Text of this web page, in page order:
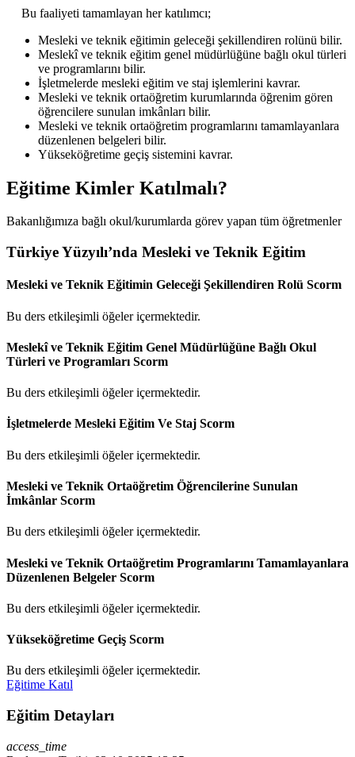
Bu faaliyeti tamamlayan her katılımcı;
Mesleki ve teknik eğitimin geleceği şekillendiren rolünü bilir.
Meslekî ve teknik eğitim genel müdürlüğüne bağlı okul türleri
ve programlarını bilir.
İşletmelerde mesleki eğitim ve staj işlemlerini kavrar.
Mesleki ve teknik ortaöğretim kurumlarında öğrenim gören
öğrencilere sunulan imkânları bilir.
Mesleki ve teknik ortaöğretim programlarını tamamlayanlara
düzenlenen belgeleri bilir.
Yükseköğretime geçiş sistemini kavrar.
Eğitime Kimler Katılmalı?
Bakanlığımıza bağlı okul/kurumlarda görev yapan tüm öğretmenler
Türkiye Yüzyılı’nda Mesleki ve Teknik Eğitim
Mesleki ve Teknik Eğitimin Geleceği Şekillendiren Rolü Scorm
Bu ders etkileşimli öğeler içermektedir.
Meslekî ve Teknik Eğitim Genel Müdürlüğüne Bağlı Okul
Türleri ve Programları Scorm
Bu ders etkileşimli öğeler içermektedir.
İşletmelerde Mesleki Eğitim Ve Staj Scorm
Bu ders etkileşimli öğeler içermektedir.
Mesleki ve Teknik Ortaöğretim Öğrencilerine Sunulan
İmkânlar Scorm
Bu ders etkileşimli öğeler içermektedir.
Mesleki ve Teknik Ortaöğretim Programlarını Tamamlayanlara
Düzenlenen Belgeler Scorm
Bu ders etkileşimli öğeler içermektedir.
Yükseköğretime Geçiş Scorm
Bu ders etkileşimli öğeler içermektedir.
Eğitime Katıl
Eğitim Detayları
access_time